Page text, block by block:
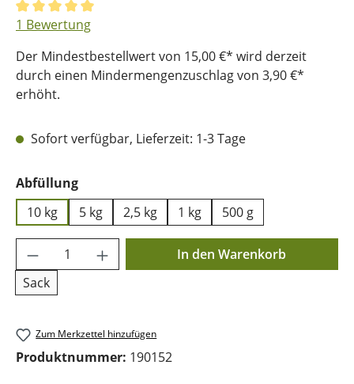
Durchschnittliche Bewertung von 5 von 5 Sternen
1 Bewertung
Der Mindestbestellwert von 15,00 €* wird derzeit
durch einen Mindermengenzuschlag von 3,90 €*
erhöht.
Sofort verfügbar, Lieferzeit: 1-3 Tage
Abfüllungauswählen
10 kg
5 kg 2,5 kg 1 kg 500 g
Produkt Anzahl: Gib den gewünschten
Sack
In den Warenkorb
Zum Merkzettel hinzufügen
Produktnummer: 190152